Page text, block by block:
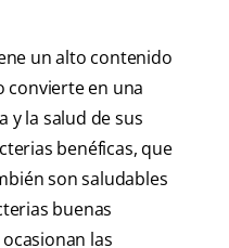
un alto contenido
convierte en una
y la salud de sus
benéficas, que
son saludables
buenas
las